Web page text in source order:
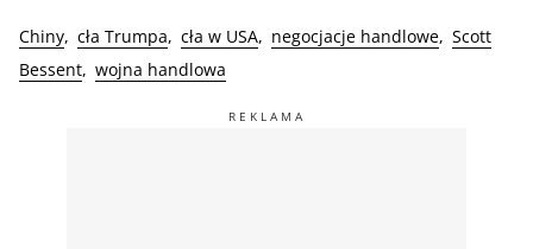
Chiny cła Trumpa cła w USA negocjacje handlowe Scott
Bessent wojna handlowa